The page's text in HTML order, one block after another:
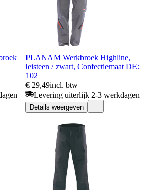
PLANAM Werkbroek Highline,
leisteen / zwart, Confectiemaat DE:
102
€ 29,49incl. btw
Levering uiterlijk 2-3 werkdagen
Details weergeven